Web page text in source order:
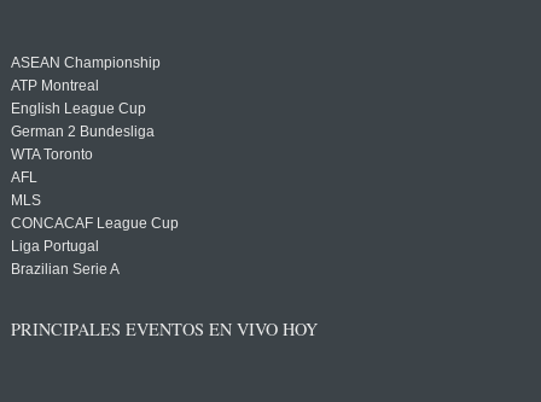
ASEAN Championship
ATP Montreal
English League Cup
German 2 Bundesliga
WTA Toronto
AFL
MLS
CONCACAF League Cup
Liga Portugal
Brazilian Serie A
PRINCIPALES EVENTOS EN VIVO HOY